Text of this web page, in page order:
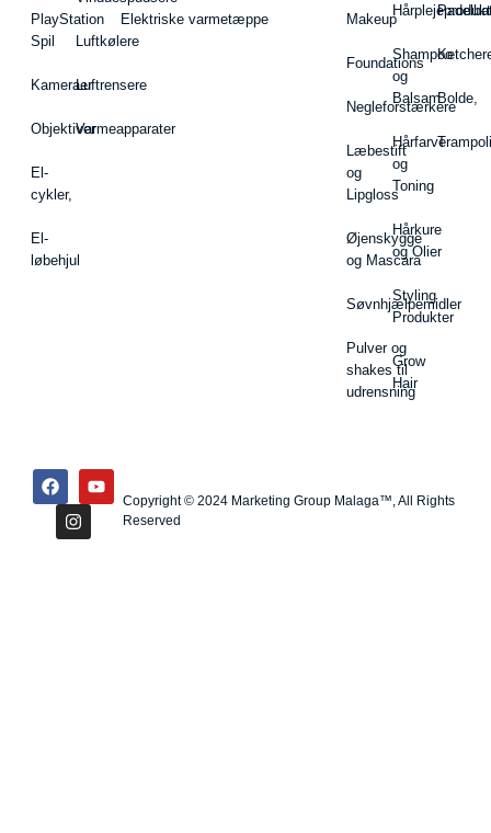
PlayStation
Spil
Kameraer
Objektiver
El-
cykler,
El-
løbehjul
Luftkølere
Luftrensere
Varmeapparater
Elektriske varmetæppe Makeup
Foundations
Negleforstærkere
Læbestift
og
Lipgloss
Øjenskygge
og Mascara
Søvnhjælpemidler
Pulver og
shakes til
udrensning
Shampoo
og
Balsam
Hårfarve
og
Toning
Hårkure
og Olier
Styling
Produkter
Grow
Hair
Bolde,
Copyright © 2024 Marketing Group Malaga™, All Rights
Reserved